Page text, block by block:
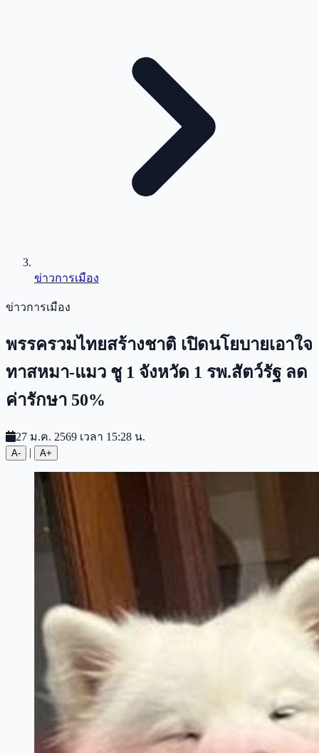
ข่าวการเมือง
ข่าวการเมือง
พรรครวมไทยสร้างชาติ เปิดนโยบายเอาใจ
ทาสหมา-แมว ชู 1 จังหวัด 1 รพ.สัตว์รัฐ ลด
ค่ารักษา 50%
27 ม.ค. 2569 เวลา 15:28 น.
A- | A+